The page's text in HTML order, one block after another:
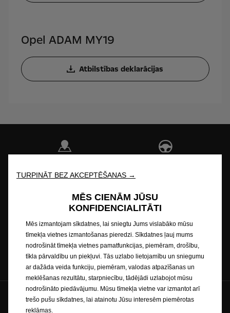
Opel ADAM MY19
Atbilstības deklarācijas
Jautāt piedāvājumu Cenas
Pieteikt servisu
TURPINĀT BEZ AKCEPTĒŠANAS →
MĒS CIENĀM JŪSU
KONFIDENCIALITĀTI
Mēs izmantojam sīkdatnes, lai sniegtu Jums vislabāko mūsu
tīmekļa vietnes izmantošanas pieredzi. Sīkdatnes ļauj mums
nodrošināt tīmekļa vietnes pamatfunkcijas, piemēram, drošību,
tīkla pārvaldību un piekļuvi. Tās uzlabo lietojamību un sniegumu
ar dažāda veida funkciju, piemēram, valodas atpazīšanas un
meklēšanas rezultātu, starpniecību, tādējādi uzlabojot mūsu
nodrošināto piedāvājumu. Mūsu tīmekļa vietne var izmantot arī
trešo pušu sīkdatnes, lai atainotu Jūsu interesēm piemērotas
reklāmas.